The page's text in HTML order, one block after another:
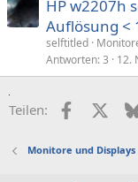
HP w2207h
Auflösung <
selftitled
Antworten 3 12.
Teilen: Facebook
X
Monitore und Displays